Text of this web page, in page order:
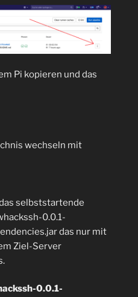
Pi kopieren und das
wechseln mit
selbststartende
0.0.1-
das nur mit
Ziel-Server
0.0.1-